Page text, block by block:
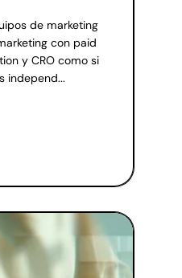
de marketing
con paid
y CRO como si
independ...